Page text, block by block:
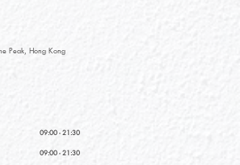
Peak, Hong Kong
09:00 - 21:30
09:00 - 21:30